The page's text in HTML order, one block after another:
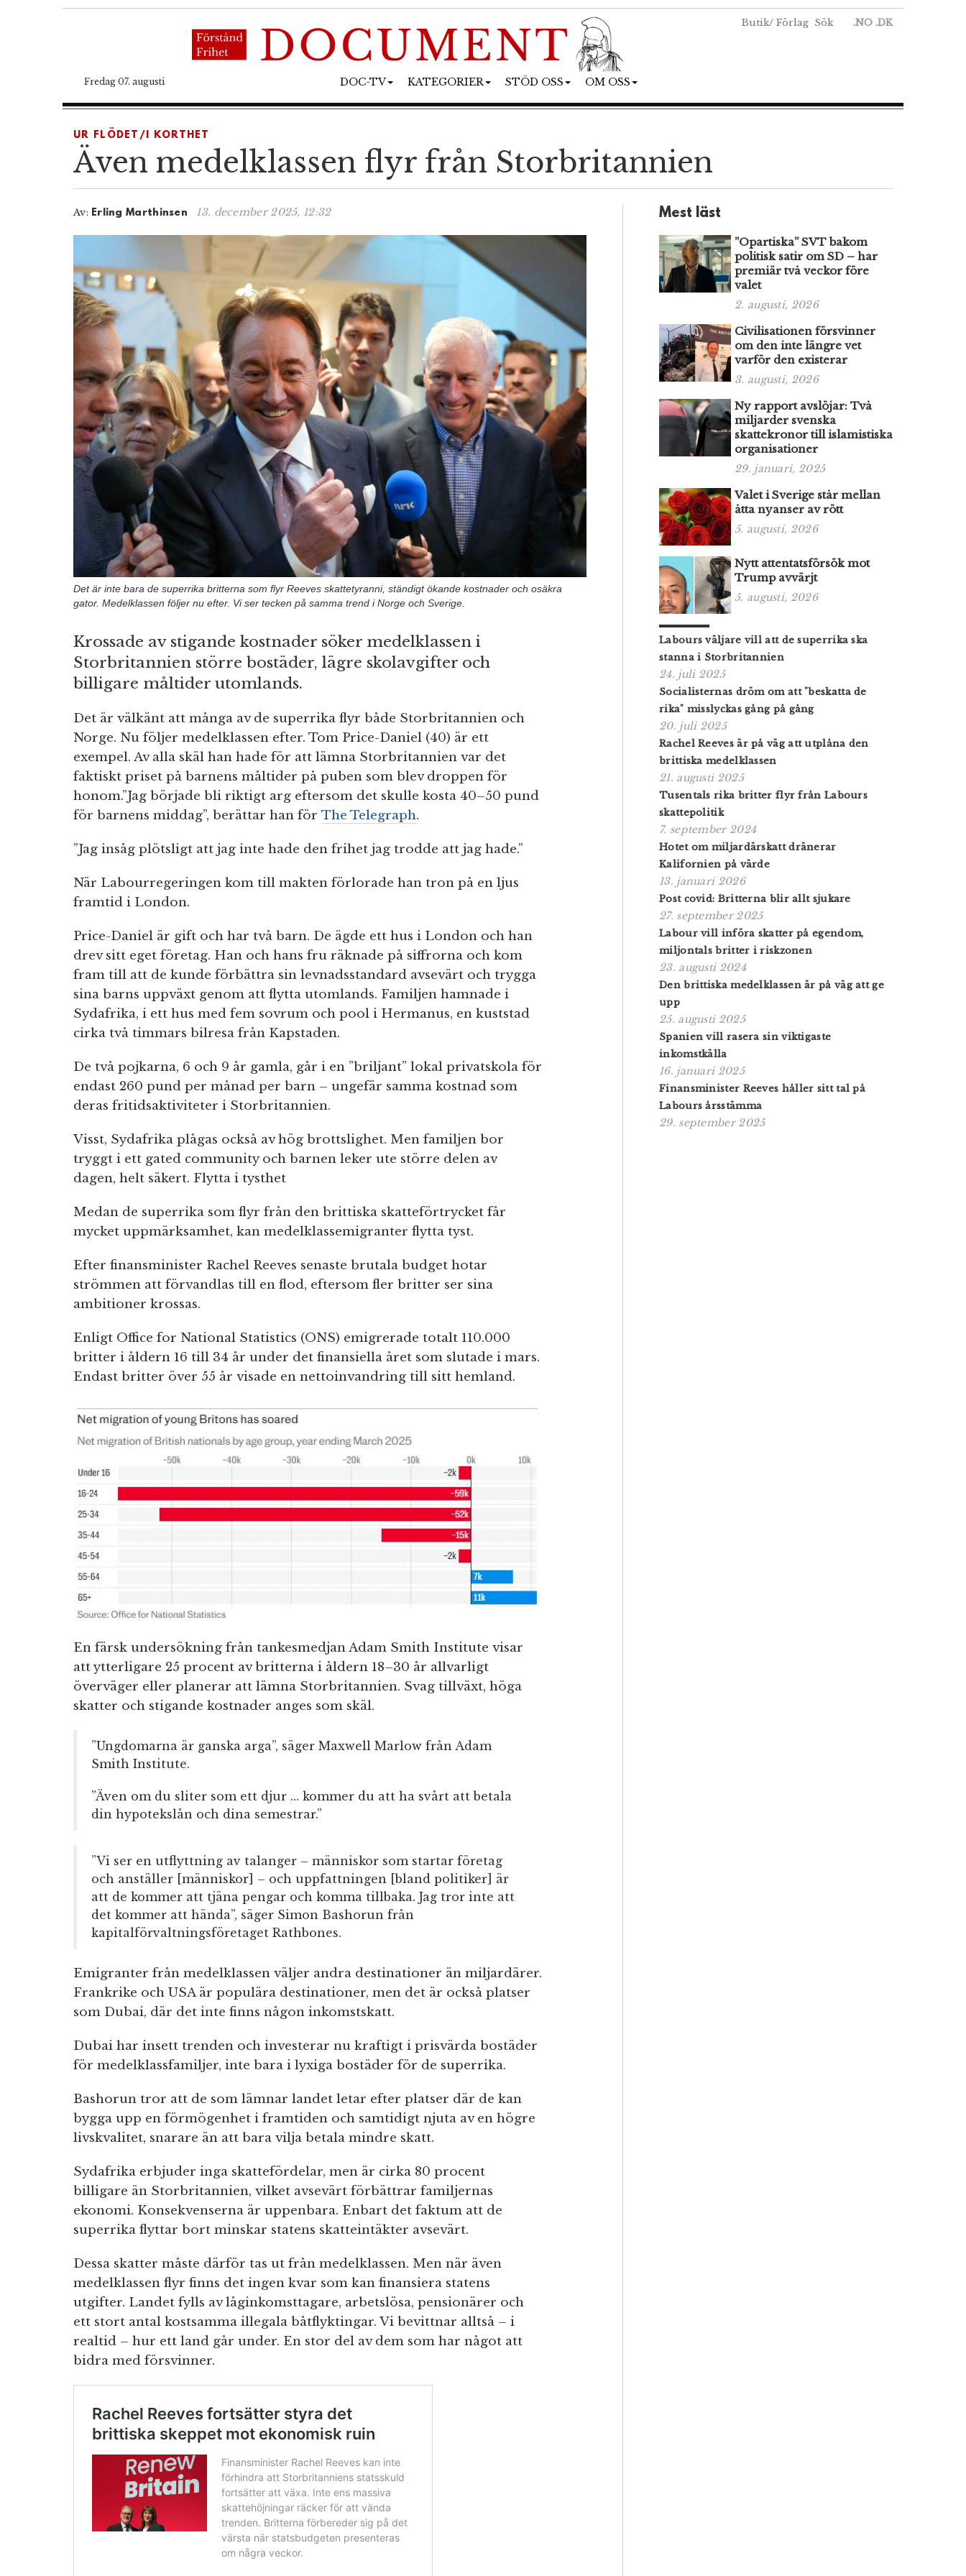
Butik/ Förlag Sök .NO .DK
Fredag 07. augusti DOC-TV KATEGORIER STÖD OSS OM OSS
UR FLÖDET/I KORTHET
Även medelklassen flyr från Storbritannien
Av: Erling Marthinsen 13. december 2025, 12:32
Det är inte bara de superrika britterna som flyr Reeves skattetyranni, ständigt ökande kostnader och osäkra
gator. Medelklassen följer nu efter. Vi ser tecken på samma trend i Norge och Sverige.
Krossade av stigande kostnader söker medelklassen i
Storbritannien större bostäder, lägre skolavgifter och
billigare måltider utomlands.
Det är välkänt att många av de superrika flyr både Storbritannien och
Norge. Nu följer medelklassen efter. Tom Price-Daniel (40) är ett
exempel. Av alla skäl han hade för att lämna Storbritannien var det
faktiskt priset på barnens måltider på puben som blev droppen för
honom.”Jag började bli riktigt arg eftersom det skulle kosta 40–50 pund
för barnens middag”, berättar han för The Telegraph.
”Jag insåg plötsligt att jag inte hade den frihet jag trodde att jag hade.”
När Labourregeringen kom till makten förlorade han tron på en ljus
framtid i London.
Price-Daniel är gift och har två barn. De ägde ett hus i London och han
drev sitt eget företag. Han och hans fru räknade på siffrorna och kom
fram till att de kunde förbättra sin levnadsstandard avsevärt och trygga
sina barns uppväxt genom att flytta utomlands. Familjen hamnade i
Sydafrika, i ett hus med fem sovrum och pool i Hermanus, en kuststad
cirka två timmars bilresa från Kapstaden.
De två pojkarna, 6 och 9 år gamla, går i en ”briljant” lokal privatskola för
endast 260 pund per månad per barn – ungefär samma kostnad som
deras fritidsaktiviteter i Storbritannien.
Visst, Sydafrika plågas också av hög brottslighet. Men familjen bor
tryggt i ett gated community och barnen leker ute större delen av
dagen, helt säkert. Flytta i tysthet
Medan de superrika som flyr från den brittiska skatteförtrycket får
mycket uppmärksamhet, kan medelklassemigranter flytta tyst.
Efter finansminister Rachel Reeves senaste brutala budget hotar
strömmen att förvandlas till en flod, eftersom fler britter ser sina
ambitioner krossas.
Enligt Office for National Statistics (ONS) emigrerade totalt 110.000
britter i åldern 16 till 34 år under det finansiella året som slutade i mars.
Endast britter över 55 år visade en nettoinvandring till sitt hemland.
En färsk undersökning från tankesmedjan Adam Smith Institute visar
att ytterligare 25 procent av britterna i åldern 18–30 år allvarligt
överväger eller planerar att lämna Storbritannien. Svag tillväxt, höga
skatter och stigande kostnader anges som skäl.
”Ungdomarna är ganska arga”, säger Maxwell Marlow från Adam
Smith Institute.
”Även om du sliter som ett djur … kommer du att ha svårt att betala
din hypotekslån och dina semestrar.”
”Vi ser en utflyttning av talanger – människor som startar företag
och anställer [människor] – och uppfattningen [bland politiker] är
att de kommer att tjäna pengar och komma tillbaka. Jag tror inte att
det kommer att hända”, säger Simon Bashorun från
kapitalförvaltningsföretaget Rathbones.
Emigranter från medelklassen väljer andra destinationer än miljardärer.
Frankrike och USA är populära destinationer, men det är också platser
som Dubai, där det inte finns någon inkomstskatt.
Dubai har insett trenden och investerar nu kraftigt i prisvärda bostäder
för medelklassfamiljer, inte bara i lyxiga bostäder för de superrika.
Bashorun tror att de som lämnar landet letar efter platser där de kan
bygga upp en förmögenhet i framtiden och samtidigt njuta av en högre
livskvalitet, snarare än att bara vilja betala mindre skatt.
Sydafrika erbjuder inga skattefördelar, men är cirka 80 procent
billigare än Storbritannien, vilket avsevärt förbättrar familjernas
ekonomi. Konsekvenserna är uppenbara. Enbart det faktum att de
superrika flyttar bort minskar statens skatteintäkter avsevärt.
Dessa skatter måste därför tas ut från medelklassen. Men när även
medelklassen flyr finns det ingen kvar som kan finansiera statens
utgifter. Landet fylls av låginkomsttagare, arbetslösa, pensionärer och
ett stort antal kostsamma illegala båtflyktingar. Vi bevittnar alltså – i
realtid – hur ett land går under. En stor del av dem som har något att
bidra med försvinner.
Mest läst
”Opartiska” SVT bakom
politisk satir om SD – har
premiär två veckor före
valet
2. augusti, 2026
Civilisationen försvinner
om den inte längre vet
varför den existerar
3. augusti, 2026
Ny rapport avslöjar: Två
miljarder svenska
skattekronor till islamistiska
organisationer
29. januari, 2025
Valet i Sverige står mellan
åtta nyanser av rött
5. augusti, 2026
Nytt attentatsförsök mot
Trump avvärjt
5. augusti, 2026
Labours väljare vill att de superrika ska
stanna i Storbritannien
24. juli 2025
Socialisternas dröm om att "beskatta de
rika" misslyckas gång på gång
20. juli 2025
Rachel Reeves är på väg att utplåna den
brittiska medelklassen
21. augusti 2025
Tusentals rika britter flyr från Labours
skattepolitik
7. september 2024
Hotet om miljardärskatt dränerar
Kalifornien på värde
13. januari 2026
Post covid: Britterna blir allt sjukare
27. september 2025
Labour vill införa skatter på egendom,
miljontals britter i riskzonen
23. augusti 2024
Den brittiska medelklassen är på väg att ge
upp
25. augusti 2025
Spanien vill rasera sin viktigaste
inkomstkälla
16. januari 2025
Finansminister Reeves håller sitt tal på
Labours årsstämma
29. september 2025